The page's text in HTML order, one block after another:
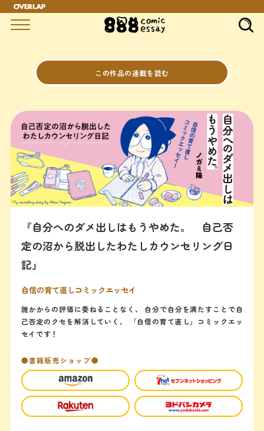
この作品の連載を読む
『自分へのダメ出しはもうやめた。 自己否
定の沼から脱出したわたしカウンセリング日
記』
自信の育て直しコミックエッセイ
誰かからの評価に委ねることなく、 自分で自分を満たすことで自
己否定のクセを解消していく、 「自信の育て直し」コミックエッ
セイです！
●書籍販売ショップ●